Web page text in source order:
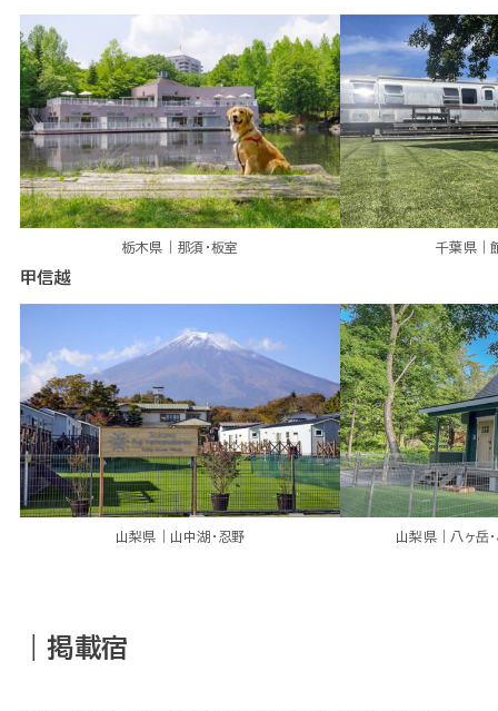
栃木県｜那須・板室 千葉県｜
甲信越
山梨県｜山中湖・忍野 山梨県｜八ヶ岳
｜掲載宿